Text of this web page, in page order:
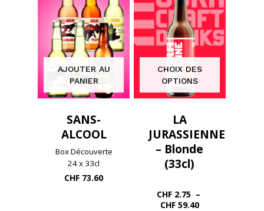
AJOUTER AU
PANIER
SANS-
ALCOOL
Box Découverte
24 x 33cl
CHF 73.60
CHOIX DES
OPTIONS
LA
JURASSIENNE
– Blonde
(33cl)
CHF2.75 –
CHF59.40Plage